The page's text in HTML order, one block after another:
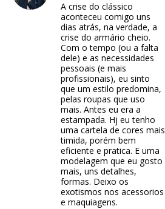
A crise do clássico
aconteceu comigo uns
dias atrás, na verdade, a
crise do armário cheio.
Com o tempo (ou a falta
dele) e as necessidades
pessoais (e mais
profissionais), eu sinto
que um estilo predomina,
pelas roupas que uso
mais. Antes eu era a
estampada. Hj eu tenho
uma cartela de cores mais
timida, porém bem
eficiente e pratica. E uma
modelagem que eu gosto
mais, uns detalhes,
formas. Deixo os
exotismos nos acessorios
e maquiagens.